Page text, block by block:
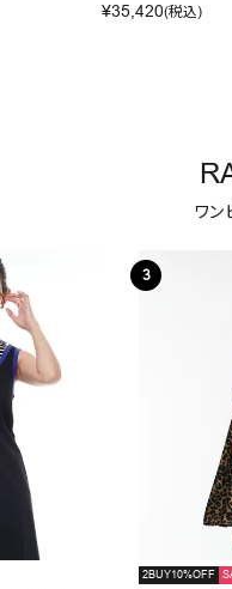
¥35,420(税込)
ワン
2BUY10%OFF